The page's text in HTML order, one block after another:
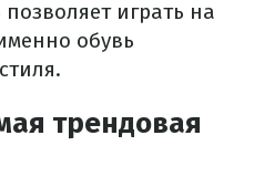
играть на
обувь
трендовая